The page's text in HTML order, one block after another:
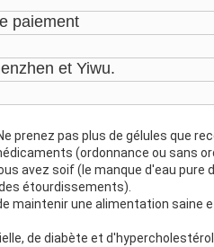
paiement
et Yiwu.
prenez pas plus de gélules que
(ordonnance ou sans
avez soif (le manque d'eau pure
étourdissements).
maintenir une alimentation saine
de diabète et